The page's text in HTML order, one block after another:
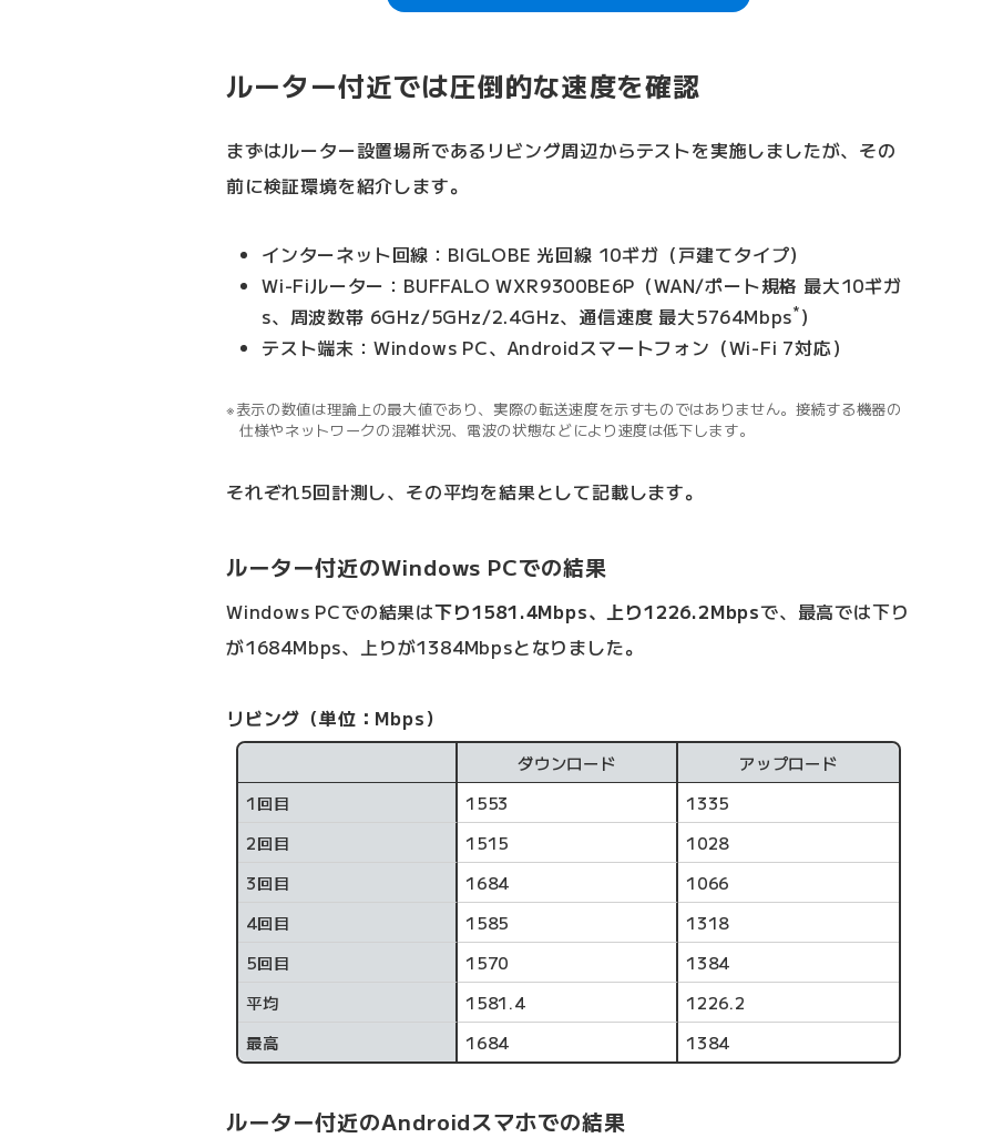
ルーター付近では圧倒的な速度を確認
まずはルーター設置場所であるリビング周辺からテストを実施しましたが、その
前に検証環境を紹介します。
インターネット回線：BIGLOBE 光回線 10ギガ（戸建てタイプ）
Wi-Fiルーター：BUFFALO WXR9300BE6P（WAN/ポート規格 最大10ギガ
s、周波数帯 6GHz/5GHz/2.4GHz、通信速度 最大5764Mbps*）
テスト端末：Windows PC、Androidスマートフォン（Wi-Fi 7対応）
表示の数値は理論上の最大値であり、実際の転送速度を示すものではありません。接続する機器の
仕様やネットワークの混雑状況、電波の状態などにより速度は低下します。
それぞれ5回計測し、その平均を結果として記載します。
ルーター付近のWindows PCでの結果
Windows PCでの結果は下り1581.4Mbps、上り1226.2Mbpsで、最高では下り
が1684Mbps、上りが1384Mbpsとなりました。
リビング（単位：Mbps）
ダウンロード
アップロード
1回目
1553
1335
2回目
1515
1028
3回目
1684
1066
4回目
1585
1318
5回目
1570
1384
平均
1581.4
1226.2
最高
1684 1384
ルーター付近のAndroidスマホでの結果